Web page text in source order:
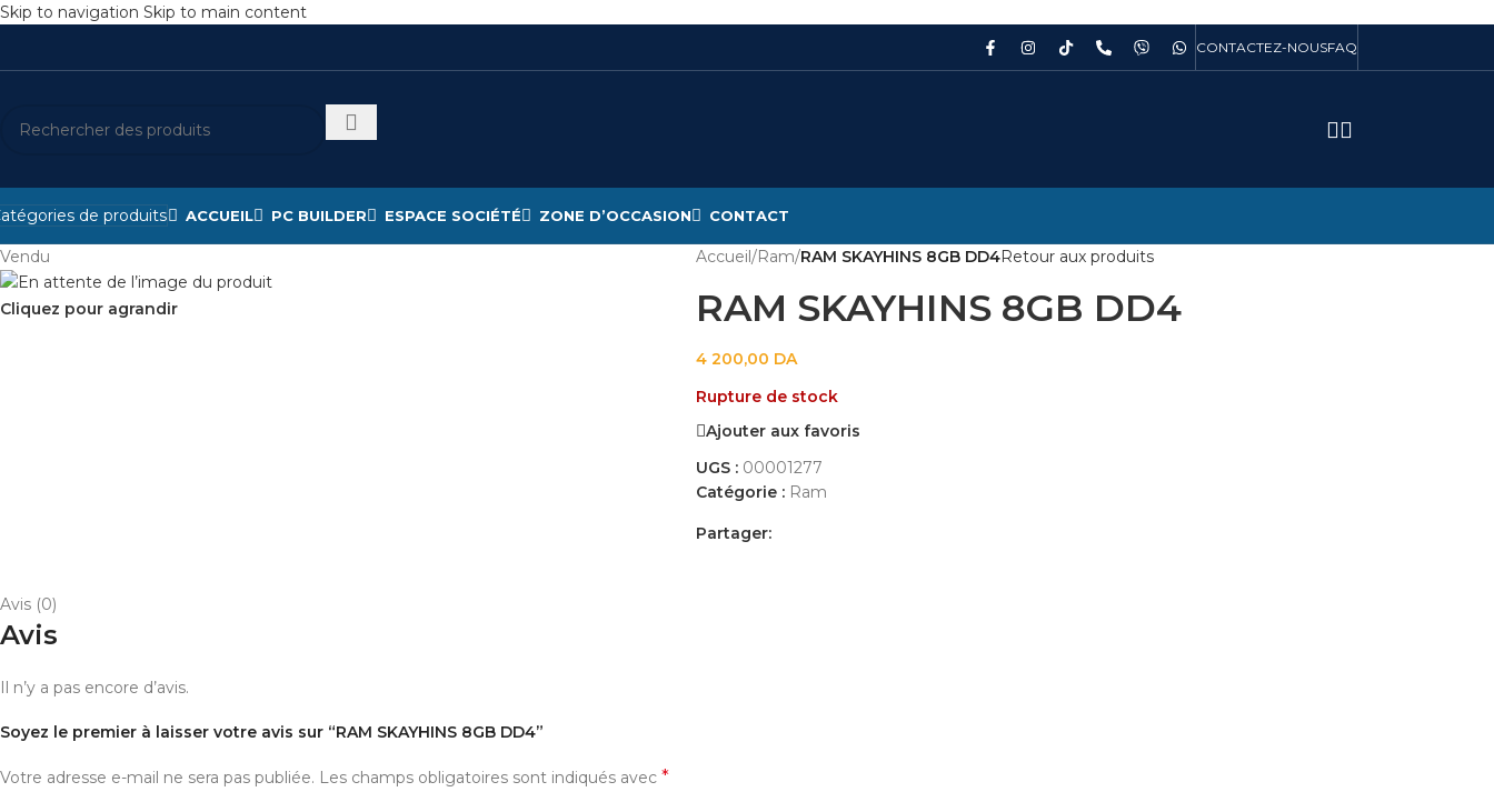
Skip to navigation Skip to main content
CONTACTEZ-NOUSFAQ
de produits ACCUEIL PC BUILDER ESPACE SOCIÉTÉ ZONE D’OCCASION CONTACT
Vendu
Cliquez pour agrandir
Accueil/Ram/RAM SKAYHINS 8GB DD4Retour aux produits
RAM SKAYHINS 8GB DD4
4 200,00 DA
Rupture de stock
Ajouter aux favoris
UGS : 00001277
Catégorie : Ram
Partager:
Avis (0)
Avis
Il n’y a pas encore d’avis.
Soyez le premier à laisser votre avis sur “RAM SKAYHINS 8GB DD4”
Votre adresse e-mail ne sera pas publiée. Les champs obligatoires sont indiqués avec *